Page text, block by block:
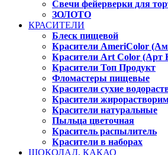
Свечи фейерверки для
ЗОЛОТО
КРАСИТЕЛИ
Блеск пищевой
Красители AmeriColor
Красители Art Color (Арт
Красители Топ Продукт
Фломастеры пищевые
Красители сухие
Красители
Красители натуральные
Пыльца цветочная
Краситель распылитель
Красители в наборах
ШОКОЛАД, КАКАО